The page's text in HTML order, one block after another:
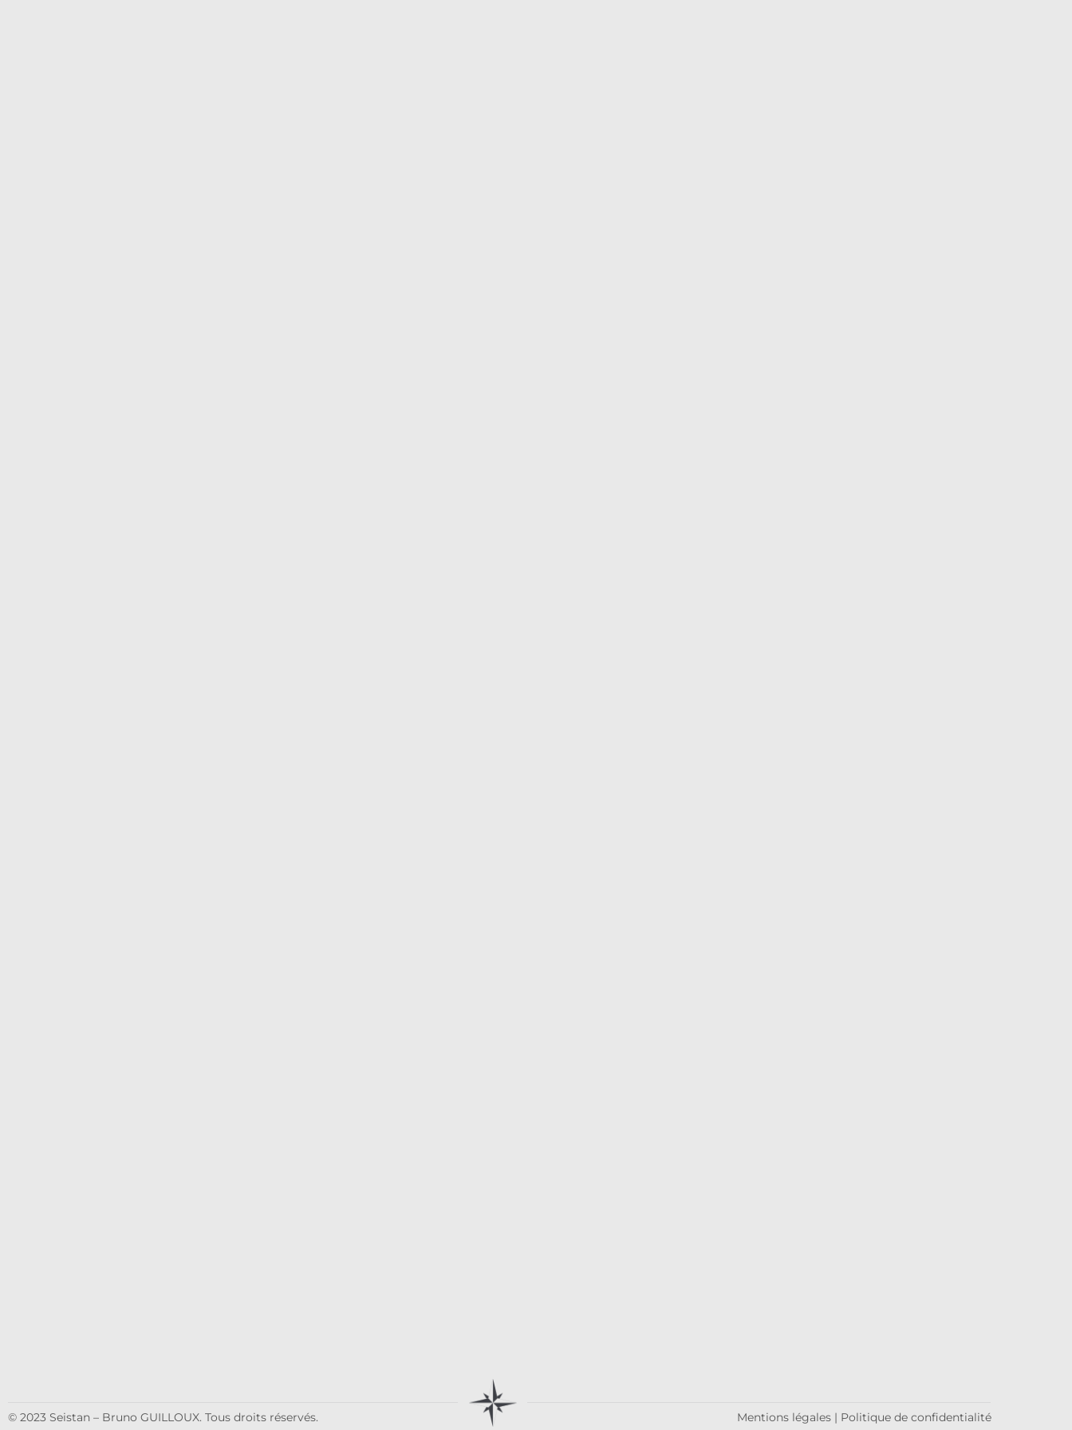
© 2023 Seistan – Bruno GUILLOUX. Tous droits réservés. Mentions légales | Politique de confidentialité